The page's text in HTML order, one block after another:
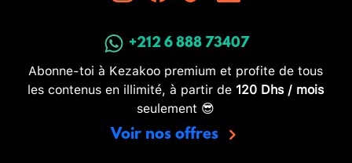
+212 6 888 73407
Abonne-toi à Kezakoo premium et profite de tous
les contenus en illimité, à partir de 120 Dhs / mois
seulement 😎
Voir nos offres